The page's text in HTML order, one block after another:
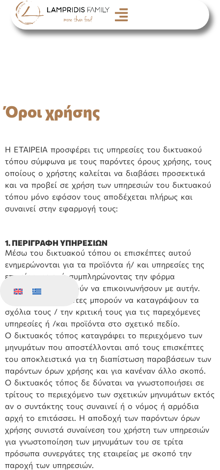
Όροι χρήσης
Η ΕΤΑΙΡΕΙΑ προσφέρει τις υπηρεσίες του δικτυακού
τόπου σύμφωνα με τους παρόντες όρους χρήσης, τους
οποίους ο χρήστης καλείται να διαβάσει προσεκτικά
και να προβεί σε χρήση των υπηρεσιών του δικτυακού
τόπου μόνο εφόσον τους αποδέχεται πλήρως και
συναινεί στην εφαρμογή τους:
1. ΠΕΡΙΓΡΑΦΗ ΥΠΗΡΕΣΙΩΝ
Μέσω του δικτυακού τόπου οι επισκέπτες αυτού
ενημερώνονται για τα προϊόντα ή/ και υπηρεσίες της
επιχείρησης ενώ συμπληρώνοντας την φόρμα
επικοινωνίας μπορούν να επικοινωνήσουν με αυτήν.
Επίσης, οι επισκέπτες μπορούν να καταγράψουν τα
σχόλια τους / την κριτική τους για τις παρεχόμενες
υπηρεσίες ή /και προϊόντα στο σχετικό πεδίο.
Ο δικτυακός τόπος καταγράφει το περιεχόμενο των
μηνυμάτων που αποστέλλονται από τους επισκέπτες
του αποκλειστικά για τη διαπίστωση παραβάσεων των
παρόντων όρων χρήσης και για κανέναν άλλο σκοπό.
Ο δικτυακός τόπος δε δύναται να γνωστοποιήσει σε
τρίτους το περιεχόμενο των σχετικών μηνυμάτων εκτός
αν ο συντάκτης τους συναινεί ή ο νόμος ή αρμόδια
αρχή το επιτάσσει. Η αποδοχή των παρόντων όρων
χρήσης συνιστά συναίνεση του χρήστη των υπηρεσιών
για γνωστοποίηση των μηνυμάτων του σε τρίτα
πρόσωπα συνεργάτες της εταιρείας με σκοπό την
παροχή των υπηρεσιών.